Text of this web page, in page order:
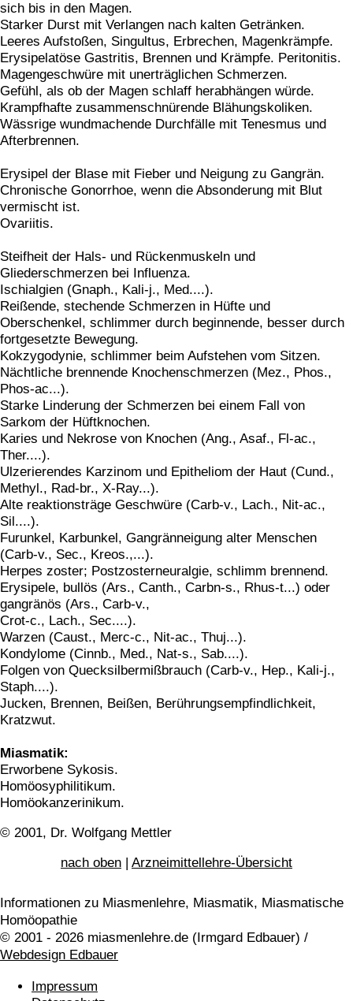
sich bis in den Magen.
Starker Durst mit Verlangen nach kalten Getränken.
Leeres Aufstoßen, Singultus, Erbrechen, Magenkrämpfe.
Erysipelatöse Gastritis, Brennen und Krämpfe. Peritonitis.
Magengeschwüre mit unerträglichen Schmerzen.
Gefühl, als ob der Magen schlaff herabhängen würde.
Krampfhafte zusammenschnürende Blähungskoliken.
Wässrige wundmachende Durchfälle mit Tenesmus und
Afterbrennen.
Erysipel der Blase mit Fieber und Neigung zu Gangrän.
Chronische Gonorrhoe, wenn die Absonderung mit Blut
vermischt ist.
Ovariitis.
Steifheit der Hals- und Rückenmuskeln und
Gliederschmerzen bei Influenza.
Ischialgien (Gnaph., Kali-j., Med....).
Reißende, stechende Schmerzen in Hüfte und
Oberschenkel, schlimmer durch beginnende, besser durch
fortgesetzte Bewegung.
Kokzygodynie, schlimmer beim Aufstehen vom Sitzen.
Nächtliche brennende Knochenschmerzen (Mez., Phos.,
Phos-ac...).
Starke Linderung der Schmerzen bei einem Fall von
Sarkom der Hüftknochen.
Karies und Nekrose von Knochen (Ang., Asaf., Fl-ac.,
Ther....).
Ulzerierendes Karzinom und Epitheliom der Haut (Cund.,
Methyl., Rad-br., X-Ray...).
Alte reaktionsträge Geschwüre (Carb-v., Lach., Nit-ac.,
Sil....).
Furunkel, Karbunkel, Gangränneigung alter Menschen
(Carb-v., Sec., Kreos.,...).
Herpes zoster; Postzosterneuralgie, schlimm brennend.
Erysipele, bullös (Ars., Canth., Carbn-s., Rhus-t...) oder
gangränös (Ars., Carb-v.,
Crot-c., Lach., Sec....).
Warzen (Caust., Merc-c., Nit-ac., Thuj...).
Kondylome (Cinnb., Med., Nat-s., Sab....).
Folgen von Quecksilbermißbrauch (Carb-v., Hep., Kali-j.,
Staph....).
Jucken, Brennen, Beißen, Berührungsempfindlichkeit,
Kratzwut.
Miasmatik:
Erworbene Sykosis.
Homöosyphilitikum.
Homöokanzerinikum.
© 2001, Dr. Wolfgang Mettler
nach oben | Arzneimittellehre-Übersicht
Informationen zu Miasmenlehre, Miasmatik, Miasmatische
Homöopathie
© 2001 - 2026 miasmenlehre.de (Irmgard Edbauer) /
Webdesign Edbauer
Impressum